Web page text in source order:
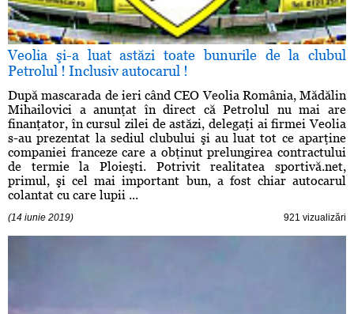
Veolia şi-a luat astăzi toate bunurile de la clubul
Petrolul ! Inclusiv autocarul !
După mascarada de ieri când CEO Veolia România, Mădălin
Mihailovici a anunţat în direct că Petrolul nu mai are
finanţator, în cursul zilei de astăzi, delegaţi ai firmei Veolia
s-au prezentat la sediul clubului şi au luat tot ce aparţine
companiei franceze care a obţinut prelungirea contractului
de termie la Ploieşti. Potrivit realitatea sportivă.net,
primul, şi cel mai important bun, a fost chiar autocarul
colantat cu care lupii ...
(14 iunie 2019) 921 vizualizări